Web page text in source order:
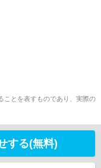
ことを表すものであり、実際の
する(無料)